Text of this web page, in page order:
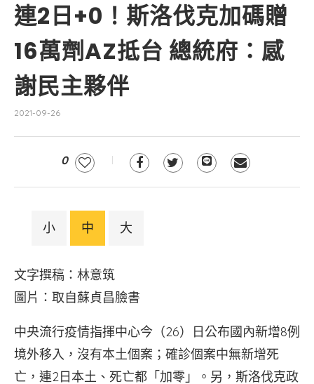
連2日+0！斯洛伐克加碼贈
16萬劑AZ抵台 總統府：感
謝民主夥伴
2021-09-26
0
小 中 大
文字撰稿：林意筑
圖片：取自蘇貞昌臉書
中央流行疫情指揮中心今（26）日公布國內新增8例
境外移入，沒有本土個案；確診個案中無新增死
亡，連2日本土、死亡都「加零」。另，斯洛伐克政